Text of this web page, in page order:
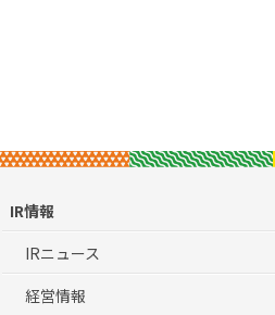
IR情報
IRニュース
経営情報